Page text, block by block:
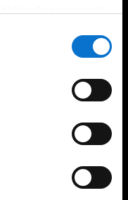
lloc web de la